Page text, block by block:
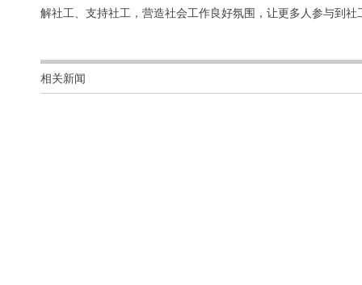
解社工、支持社工，营造社会工作良好氛围，让更多人参与到
相关新闻